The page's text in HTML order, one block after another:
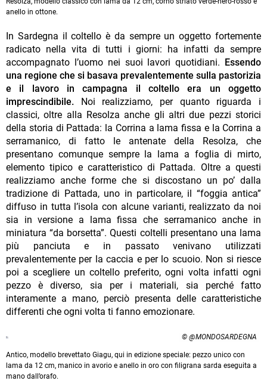
anello in ottone.
In Sardegna il coltello è da sempre un oggetto fortemente
radicato nella vita di tutti i giorni: ha infatti da sempre
accompagnato l’uomo nei suoi lavori quotidiani. Essendo
una regione che si basava prevalentemente sulla pastorizia
e il lavoro in campagna il coltello era un oggetto
imprescindibile. Noi realizziamo, per quanto riguarda i
classici, oltre alla Resolza anche gli altri due pezzi storici
della storia di Pattada: la Corrina a lama fissa e la Corrina a
serramanico, di fatto le antenate della Resolza, che
presentano comunque sempre la lama a foglia di mirto,
elemento tipico e caratteristico di Pattada. Oltre a questi
realizziamo anche forme che si discostano un po’ dalla
tradizione di Pattada, uno in particolare, il “foggia antica”
diffuso in tutta l’isola con alcune varianti, realizzato da noi
sia in versione a lama fissa che serramanico anche in
miniatura “da borsetta”. Questi coltelli presentano una lama
più panciuta e in passato venivano utilizzati
prevalentemente per la caccia e per lo scuoio. Non si riesce
poi a scegliere un coltello preferito, ogni volta infatti ogni
pezzo è diverso, sia per i materiali, sia perché fatto
interamente a mano, perciò presenta delle caratteristiche
differenti che ogni volta ti fanno emozionare.
© @MONDOSARDEGNA
Antico, modello brevettato Giagu, qui in edizione speciale: pezzo unico con
lama da 12 cm, manico in avorio e anello in oro con filigrana sarda eseguita a
mano dall’orafo.